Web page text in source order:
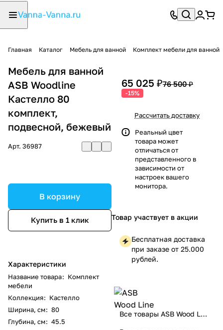
Главная Каталог Мебель для ванной Комплект мебели для ванной
Мебель для ванной
ASB Woodline
Кастелло 80
комплект,
подвесной, бежевый
Арт. 36987
В корзину
Купить в 1 клик
Характеристики
Название товара: Комплект
мебели
Коллекция: Кастелло
Ширина, см: 80
Глубина, см: 45.5
65 025 ₽76 500 ₽
-15%
Рассчитать доставку
Реальный цвет
товара может
отличаться от
представленного в
зависимости от
настроек вашего
монитора.
Товар участвует в акции
Бесплатная доставка
при заказе от 25.000
рублей.
Все товары ASB Wood Line